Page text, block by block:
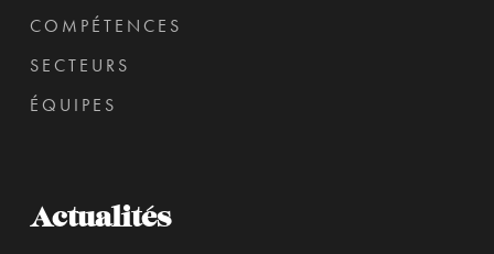
COMPÉTENCES
SECTEURS
ÉQUIPES
Actualités